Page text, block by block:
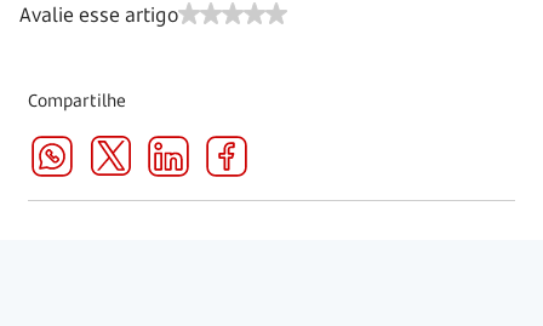
Avalie esse artigo
Compartilhe